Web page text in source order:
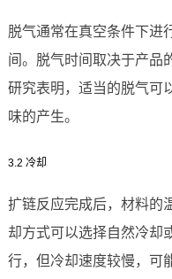
脱气通常在真空条件下进
间。脱气时间取决于产品
研究表明，适当的脱气可
味的产生。
3.2 冷却
扩链反应完成后，材料的
却方式可以选择自然冷却
行，但冷却速度较慢，可